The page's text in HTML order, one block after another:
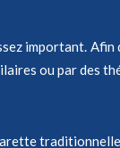
important.
ou par des